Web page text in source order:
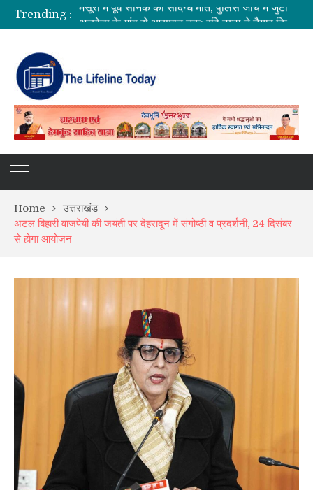
Trending :
CM धामी का बड़ा तोहफा, 9.87 लाख पेंशन लाभार्थियों को ₹146.32 करोड़ की पेंशन राशि जारी
Home
उत्तराखंड
अटल बिहारी वाजपेयी की जयंती पर देहरादून में संगोष्ठी व प्रदर्शनी, 24 दिसंबर
से होगा आयोजन